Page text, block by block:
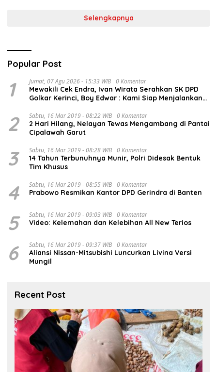
Selengkapnya
Popular Post
1 Jumat, 07 Agu 2026 - 15:33 WIB 0 Komentar
Mewakili Cek Endra, Ivan Wirata Serahkan SK DPD
Golkar Kerinci, Boy Edwar : Kami Siap Menjalankan
2 Sabtu, 16 Mar 2019 - 08:22 WIB 0 Komentar
2 Hari Hilang, Nelayan Tewas Mengambang di Pantai
Cipalawah Garut
3 Sabtu, 16 Mar 2019 - 08:28 WIB 0 Komentar
14 Tahun Terbunuhnya Munir, Polri Didesak Bentuk
Tim Khusus
4 Sabtu, 16 Mar 2019 - 08:55 WIB 0 Komentar
Prabowo Resmikan Kantor DPD Gerindra di Banten
5 Sabtu, 16 Mar 2019 - 09:03 WIB 0 Komentar
Video: Kelemahan dan Kelebihan All New Terios
6 Sabtu, 16 Mar 2019 - 09:37 WIB 0 Komentar
Aliansi Nissan-Mitsubishi Luncurkan Livina Versi
Mungil
Recent Post